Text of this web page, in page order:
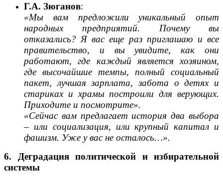
Г.А. Зюганов:
«Мы вам предложили уникальный опыт
народных предприятий. Почему вы
отказались? Я вас еще раз приглашаю и все
правительство, и вы увидите, как они
работают, где каждый является хозяином,
где высочайшие темпы, полный социальный
пакет, лучшая зарплата, забота о детях и
стариках и храмы построили для верующих.
Приходите и посмотрите».
«Сейчас вам предлагает история два выбора
– или социализация, или крупный капитал и
фашизм. Уже у вас не осталось…».
6. Деградация политической и избирательной
системы